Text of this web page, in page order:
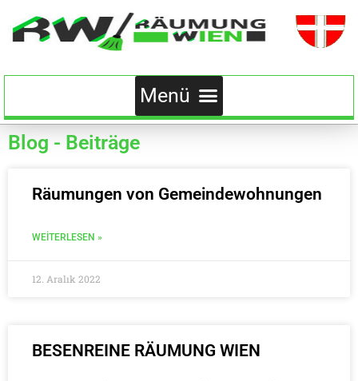
Blog - Beiträge
Räumungen von Gemeindewohnungen
WEITERLESEN »
12. Aralık 2022
BESENREINE RÄUMUNG WIEN